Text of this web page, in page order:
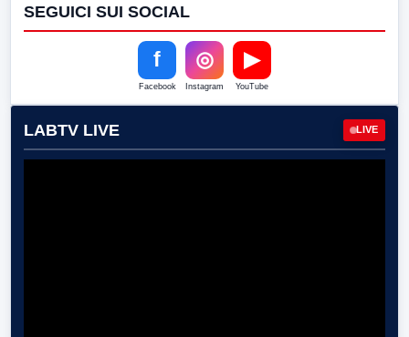
SEGUICI SUI SOCIAL
f
Facebook
◎
Instagram
▶
YouTube
LABTV LIVE LIVE